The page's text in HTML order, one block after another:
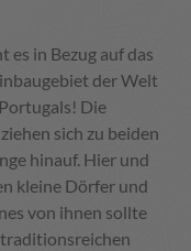
es in Bezug auf das
der Welt
Die
sich zu beiden
hinauf. Hier und
kleine Dörfer und
von ihnen sollte